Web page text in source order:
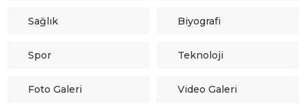
Sağlık Biyografi
Spor Teknoloji
Foto Galeri Video Galeri